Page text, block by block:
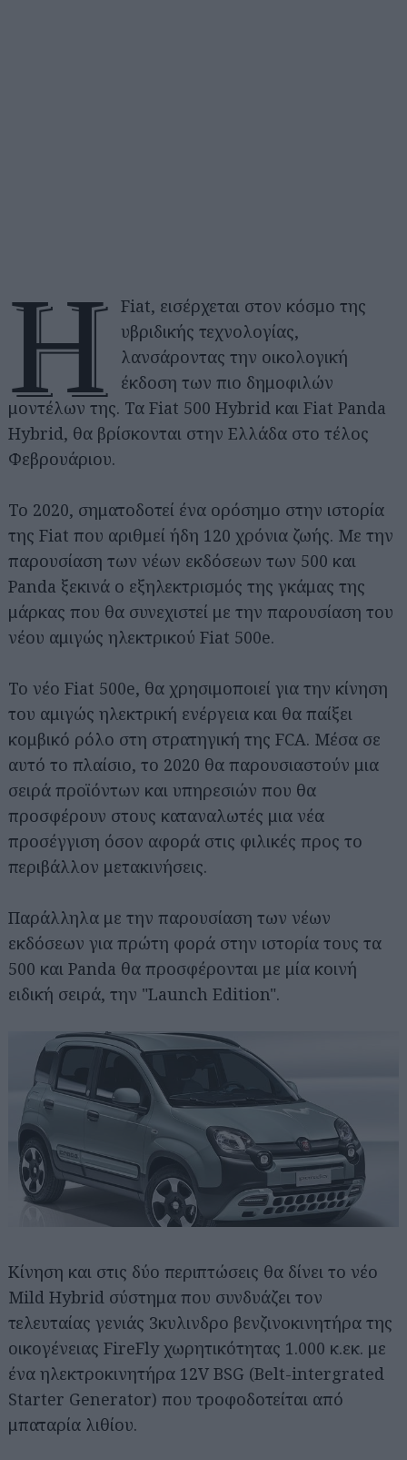
Η
Fiat, εισέρχεται στον κόσμο της
υβριδικής τεχνολογίας,
λανσάροντας την οικολογική
έκδοση των πιο δημοφιλών
μοντέλων της. Τα Fiat 500 Hybrid και Fiat Panda
Hybrid, θα βρίσκονται στην Ελλάδα στο τέλος
Φεβρουάριου.
Το 2020, σηματοδοτεί ένα ορόσημο στην ιστορία
της Fiat που αριθμεί ήδη 120 χρόνια ζωής. Με την
παρουσίαση των νέων εκδόσεων των 500 και
Panda ξεκινά ο εξηλεκτρισμός της γκάμας της
μάρκας που θα συνεχιστεί με την παρουσίαση του
νέου αμιγώς ηλεκτρικού Fiat 500e.
Το νέο Fiat 500e, θα χρησιμοποιεί για την κίνηση
του αμιγώς ηλεκτρική ενέργεια και θα παίξει
κομβικό ρόλο στη στρατηγική της FCA. Μέσα σε
αυτό το πλαίσιο, το 2020 θα παρουσιαστούν μια
σειρά προϊόντων και υπηρεσιών που θα
προσφέρουν στους καταναλωτές μια νέα
προσέγγιση όσον αφορά στις φιλικές προς το
περιβάλλον μετακινήσεις.
Παράλληλα με την παρουσίαση των νέων
εκδόσεων για πρώτη φορά στην ιστορία τους τα
500 και Panda θα προσφέρονται με μία κοινή
ειδική σειρά, την "Launch Edition".
Κίνηση και στις δύο περιπτώσεις θα δίνει το νέο
Mild Hybrid σύστημα που συνδυάζει τον
τελευταίας γενιάς 3κυλινδρο βενζινοκινητήρα της
οικογένειας FireFly χωρητικότητας 1.000 κ.εκ. με
ένα ηλεκτροκινητήρα 12V BSG (Belt-intergrated
Starter Generator) που τροφοδοτείται από
μπαταρία λιθίου.